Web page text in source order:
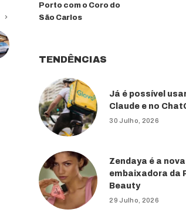
Porto com o Coro do
São Carlos
TENDÊNCIAS
Já é possível
Claude e no
30 Julho, 2026
Zendaya é a nova
embaixadora da
Beauty
29 Julho, 2026